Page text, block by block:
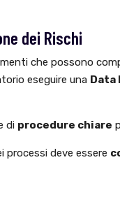
dei Rischi
che possono
eseguire una Data
di procedure chiare
processi deve essere